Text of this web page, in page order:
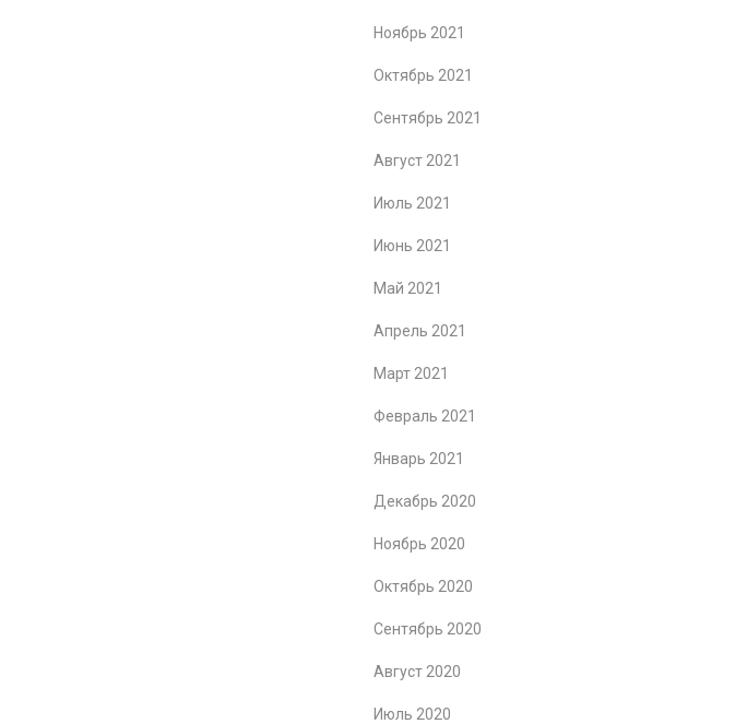
Ноябрь 2021
Октябрь 2021
Сентябрь 2021
Август 2021
Июль 2021
Июнь 2021
Май 2021
Апрель 2021
Март 2021
Февраль 2021
Январь 2021
Декабрь 2020
Ноябрь 2020
Октябрь 2020
Сентябрь 2020
Август 2020
Июль 2020